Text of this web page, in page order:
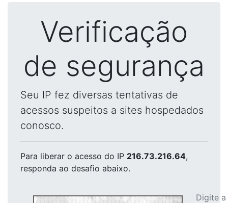
Verificação
de segurança
Seu IP fez diversas tentativas de
acessos suspeitos a sites hospedados
conosco.
Para liberar o acesso do IP 216.73.216.64,
responda ao desafio abaixo.
Digite